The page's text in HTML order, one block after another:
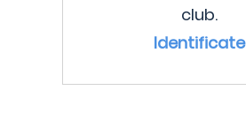
club.
Identificate